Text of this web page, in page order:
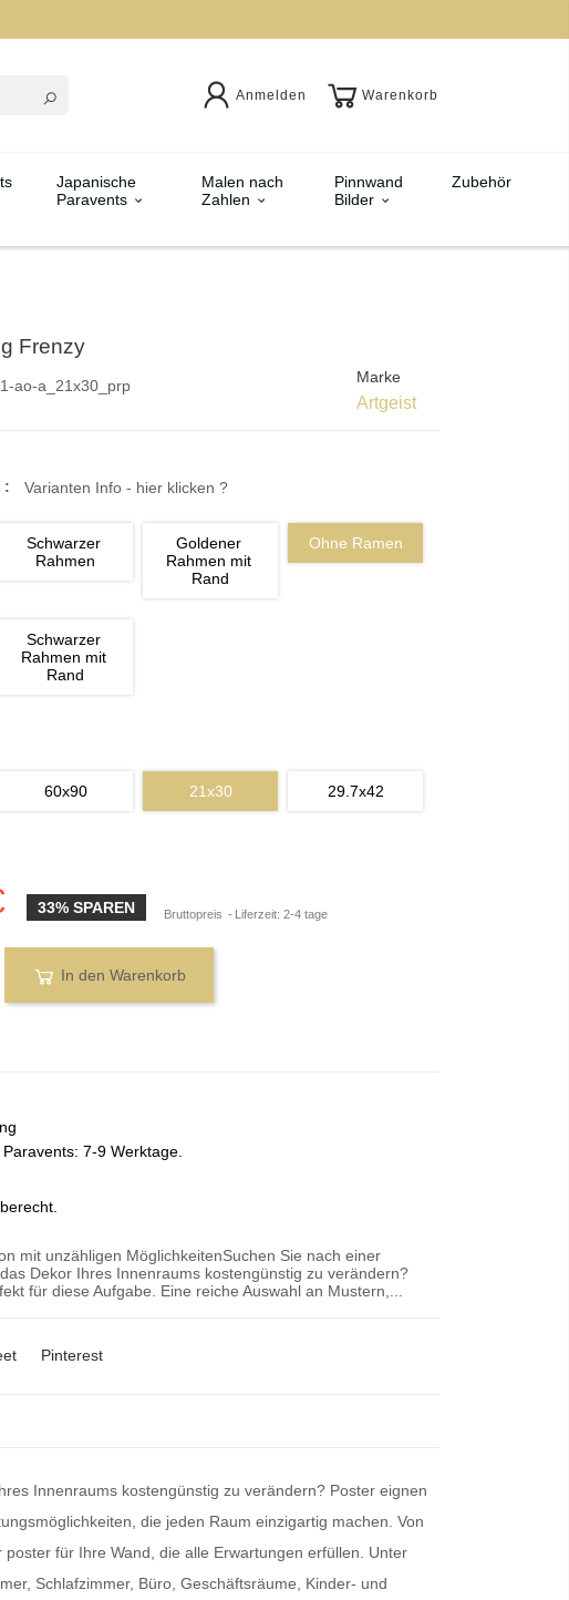
Anmelden Warenkorb
Japanische
Paravents
Malen nach
Zahlen
Pinnwand
Bilder
Zubehör
Frenzy
ao-a_21x30_prp Marke
Artgeist
: Varianten Info - hier klicken ?
Schwarzer
Rahmen
Goldener
Rahmen mit
Rand
Ohne Ramen
Schwarzer
Rahmen mit
Rand
60x90 21x30 29.7x42
33% SPAREN Bruttopreis Liferzeit: 2-4 tage
In den Warenkorb
7-9 Werktage.
mit unzähligen MöglichkeitenSuchen Sie nach einer
Dekor Ihres Innenraums kostengünstig zu verändern?
für diese Aufgabe. Eine reiche Auswahl an Mustern,...
Pinterest
Innenraums kostengünstig zu verändern? Poster eignen
die jeden Raum einzigartig machen. Von
poster für Ihre Wand , die alle Erwartungen erfüllen. Unter
Schlafzimmer, Büro, Geschäftsräume, Kinder- und